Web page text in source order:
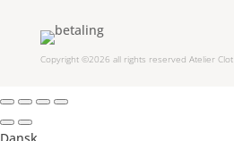
Copyright ©2026 all rights reserved Atelier Clot